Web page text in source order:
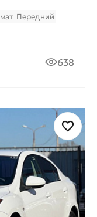
Передний
638